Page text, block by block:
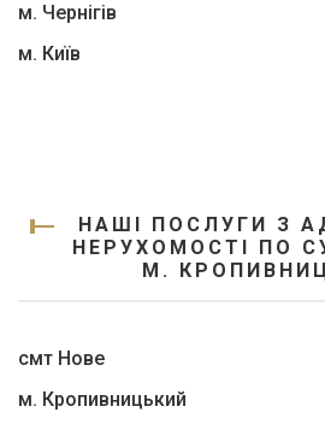
м. Чернігів
м. Київ
НАШІ ПОСЛУГИ З
НЕРУХОМОСТІ ПО
М.
смт Нове
м. Кропивницький